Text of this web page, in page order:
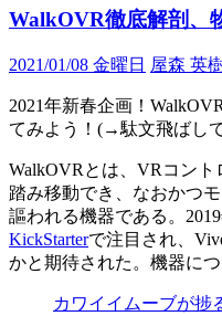
改
良
版
実
力
比
較
WalkOVR徹底解剖、
2021/01/08 金曜日 屋森 英
2021年新春企画！
てみよう！(→駄文飛ばし
WalkOVRとは、VRコン
踏み移動でき、なおかつ
謳われる機器である。
KickStarterで注目され、
かと期待された。機器に
カワイイムーブが捗